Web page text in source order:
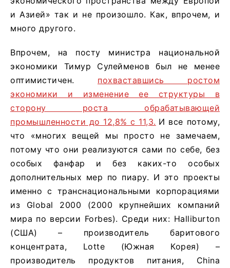
и Азией» так и не произошло. Как, впрочем, и
много другого.
Впрочем, на посту министра национальной
экономики Тимур Сулейменов был не менее
оптимистичен. похваставшись ростом
экономики и изменение ее структуры в
сторону роста обрабатывающей
промышленности до 12,8% с 11,3. И все потому,
что «многих вещей мы просто не замечаем,
потому что они реализуются сами по себе, без
особых фанфар и без каких-то особых
дополнительных мер по пиару. И это проекты
именно с транснациональными корпорациями
из Global 2000 (2000 крупнейших компаний
мира по версии Forbes). Среди них: Halliburton
(США) – производитель баритового
концентрата, Lotte (Южная Корея) –
производитель продуктов питания, China